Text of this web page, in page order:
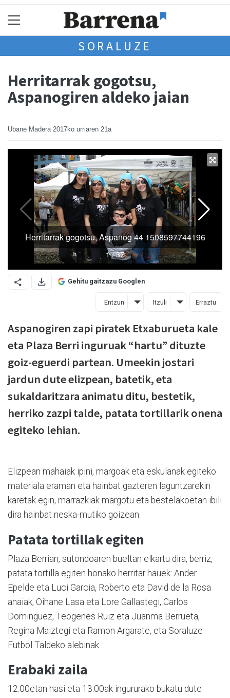
SORALUZE
Herritarrak gogotsu,
Aspanogiren aldeko jaian
Ubane Madera 2017ko urriaren 21a
Gehitu gaitzazu Googlen
Entzun Itzuli Erraztu
Aspanogiren zapi piratek Etxaburueta kale
eta Plaza Berri inguruak “hartu” dituzte
goiz-eguerdi partean. Umeekin jostari
jardun dute elizpean, batetik, eta
sukaldaritzara animatu ditu, bestetik,
herriko zazpi talde, patata tortillarik onena
egiteko lehian.
Elizpean mahaiak ipini, margoak eta eskulanak egiteko
materiala eraman eta hainbat gazteren laguntzarekin
karetak egin, marrazkiak margotu eta bestelakoetan ibili
dira hainbat neska-mutiko goizean.
Patata tortillak egiten
Plaza Berrian, sutondoaren bueltan elkartu dira, berriz,
patata tortilla egiten honako herritar hauek: Ander
Epelde eta Luci Garcia, Roberto eta David de la Rosa
anaiak, Oihane Lasa eta Lore Gallastegi, Carlos
Dominguez, Teogenes Ruiz eta Juanma Berrueta,
Regina Maiztegi eta Ramon Argarate, eta Soraluze
Futbol Taldeko alebinak.
Erabaki zaila
12:00etan hasi eta 13:00ak ingururako bukatu dute